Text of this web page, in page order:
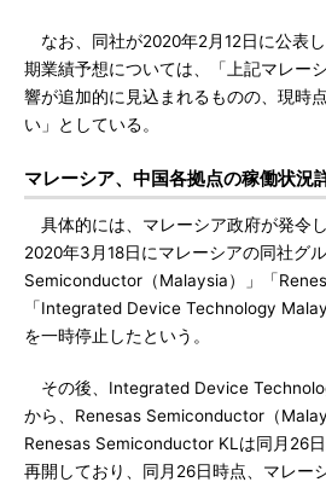
なお、同社が2020年2月12日に公表
期業績予想については、「上記マレー
響が追加的に見込まれるものの、現時
い」としている。
マレーシア、中国各拠点の稼働状況
具体的には、マレーシア政府が発令
2020年3月18日にマレーシアの同社グ
Semiconductor（Malaysia）」「
「Integrated Device Technology
を一時停止したという。
その後、Integrated Device
から、Renesas Semiconductor（
Renesas Semiconductor KLは同月26
再開しており、同月26日時点、マレー